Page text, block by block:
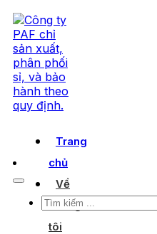
Trang
chủ
Về
chúng
tôi
Tìm